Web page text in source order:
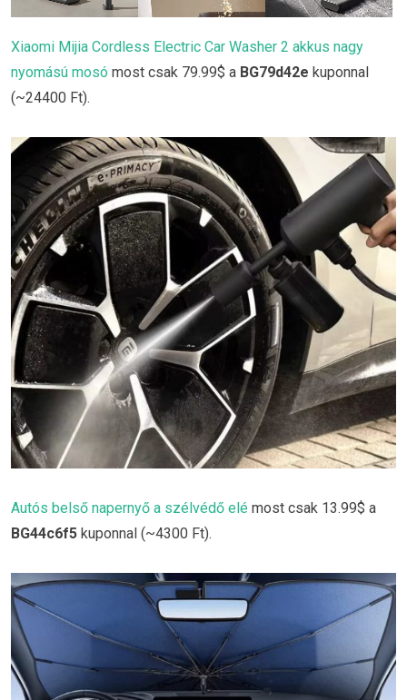
Xiaomi Mijia Cordless Electric Car Washer 2 akkus nagy
nyomású mosó most csak 79.99$ a BG79d42e kuponnal
(~24400 Ft).
Autós belső napernyő a szélvédő elé most csak 13.99$ a
BG44c6f5 kuponnal (~4300 Ft).